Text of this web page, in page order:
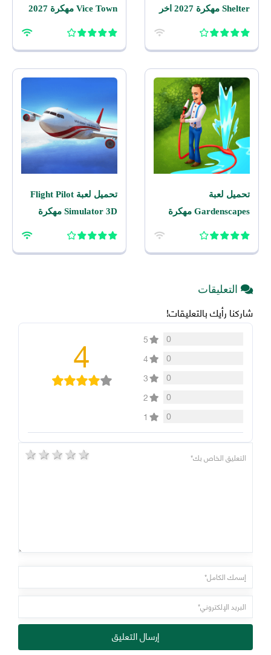
Shelter مهكرة 2027 اخر
Vice Town مهكرة 2027
تحميل لعبة
Gardenscapes مهكرة
تحميل لعبة Flight Pilot
Simulator 3D مهكرة
التعليقات
شاركنا رأيك بالتعليقات!
0
5
0
4
0
3
0
2
0
1
4
5 stars 4 stars 3 stars 2 stars 1 star
إرسال التعليق